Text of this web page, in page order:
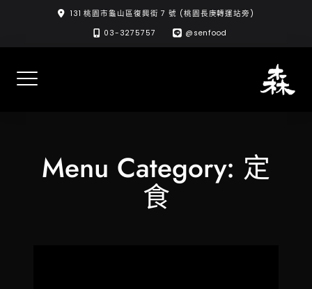
content
131 桃園市龜山區復興街 7 號 (桃園長庚轉運站旁)
03-3275757
@senfood
Menu Category: 定
食